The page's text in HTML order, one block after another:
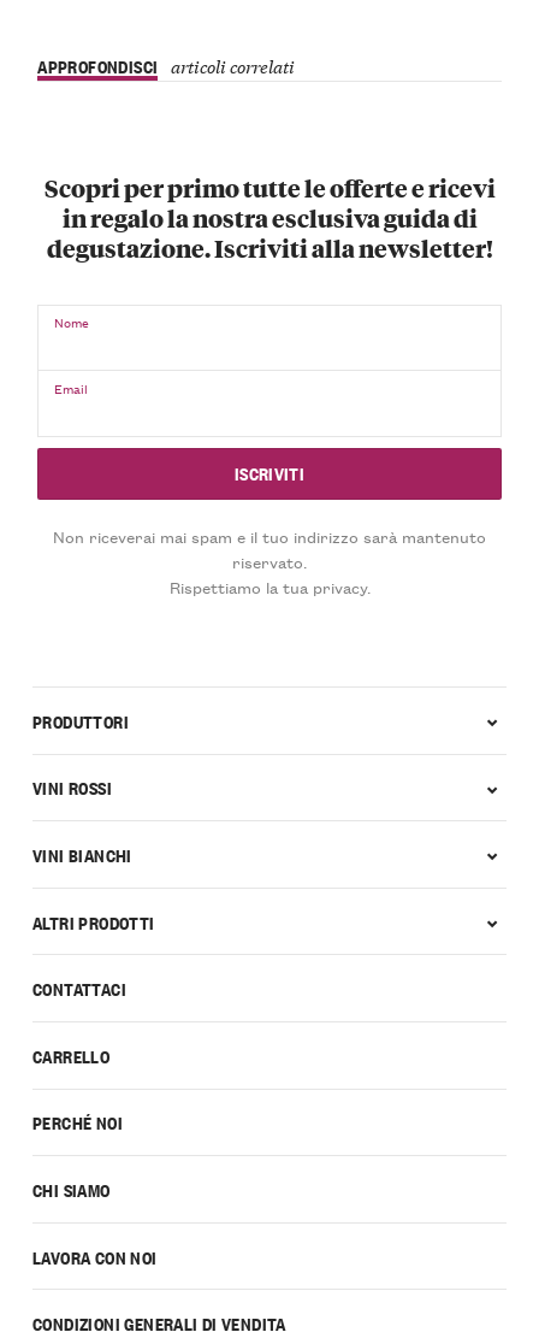
APPROFONDISCI articoli correlati
Scopri per primo tutte le offerte e ricevi
in regalo la nostra esclusiva guida di
degustazione. Iscriviti alla newsletter!
Nome
Email
Non riceverai mai spam e il tuo indirizzo sarà mantenuto
riservato.
Rispettiamo la tua privacy.
CONTATTACI
CARRELLO
PERCHÉ NOI
CHI SIAMO
LAVORA CON NOI
CONDIZIONI GENERALI DI VENDITA
PRODUTTORI
VINI ROSSI
VINI BIANCHI
ALTRI PRODOTTI